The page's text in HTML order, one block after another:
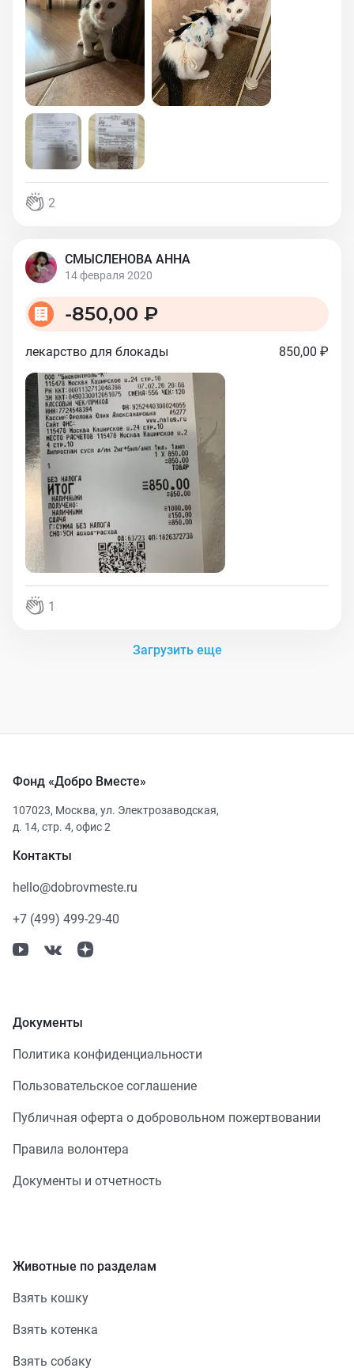
2
СМЫСЛЕНОВА АННА
14 февраля 2020
-850,00 ₽
лекарство для блокады 850,00 ₽
1
Загрузить еще
Фонд «Добро Вместе»
107023, Москва, ул. Электрозаводская,
д. 14, стр. 4, офис 2
Контакты
hello@dobrovmeste.ru
+7 (499) 499-29-40
Документы
Политика конфиденциальности
Пользовательское соглашение
Публичная оферта о добровольном пожертвовании
Правила волонтера
Документы и отчетность
Животные по разделам
Взять кошку
Взять котенка
Взять собаку